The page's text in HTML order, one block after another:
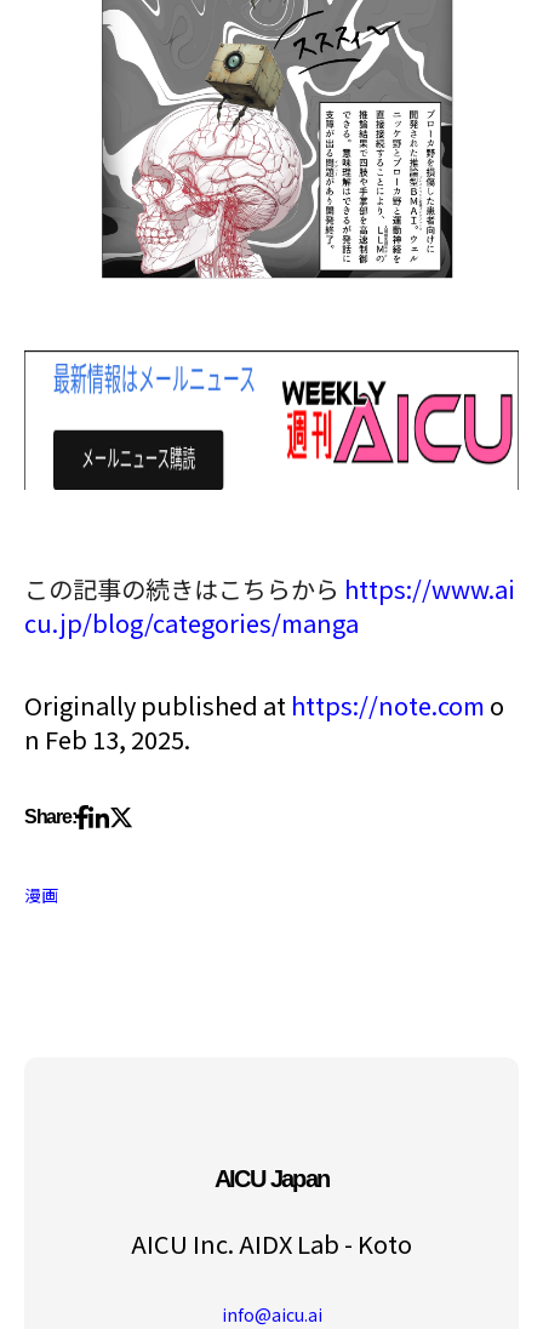
この記事の続きはこちらから https://www.ai
cu.jp/blog/categories/manga
Originally published at https://note.com o
n Feb 13, 2025.
Share:
漫画
AICU Japan
AICU Inc. AIDX Lab - Koto
info@aicu.ai